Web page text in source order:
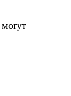
могут